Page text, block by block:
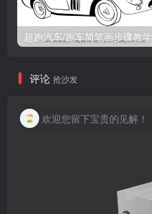
超跑汽车/跑车简笔画步骤教学
评论 抢沙发
欢迎您留下宝贵的见解！